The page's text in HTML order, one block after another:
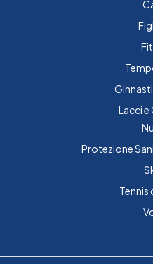
Lacci e
Protezione
Tennis